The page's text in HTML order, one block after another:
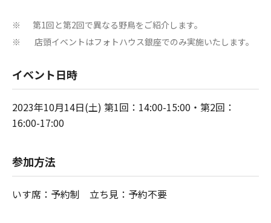
※ 第1回と第2回で異なる野鳥をご紹介します。
※ 店頭イベントはフォトハウス銀座でのみ実施いたします。
イベント日時
2023年10月14日(土) 第1回：14:00-15:00・第2回：
16:00-17:00
参加方法
いす席：予約制 立ち見：予約不要